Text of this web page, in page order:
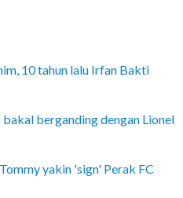
10 tahun lalu Irfan Bakti
berganding dengan Lionel
yakin 'sign' Perak FC